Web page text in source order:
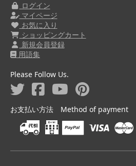
ログイン
マイページ
お気に入り
ショッピングカート
新規会員登録
用語集
Please Follow Us.
お支払い方法 Method of payment